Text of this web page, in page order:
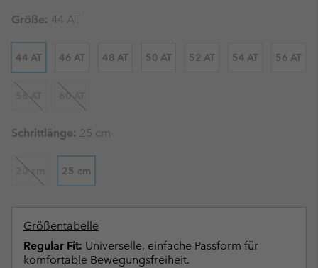
Größe: 44 AT
44 AT 46 AT 48 AT 50 AT 52 AT 54 AT 56 AT
58 AT 60 AT
Schrittlänge: 25 cm
20 cm 25 cm
Größentabelle
Regular Fit: Universelle, einfache Passform für
komfortable Bewegungsfreiheit.